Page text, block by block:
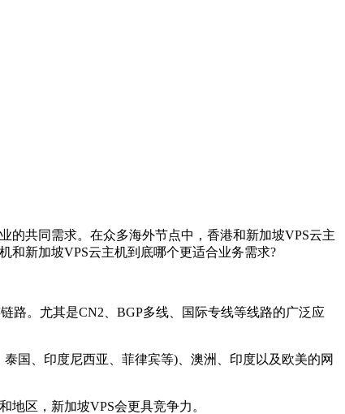
共同需求。在众多海外节点中，香港和新加坡VPS云主
和新加坡VPS云主机到底哪个更适合业务需求?
。尤其是CN2、BGP多线、国际专线等线路的广泛应
国、印度尼西亚、菲律宾等)、澳洲、印度以及欧美的网
区，新加坡VPS会更具竞争力。